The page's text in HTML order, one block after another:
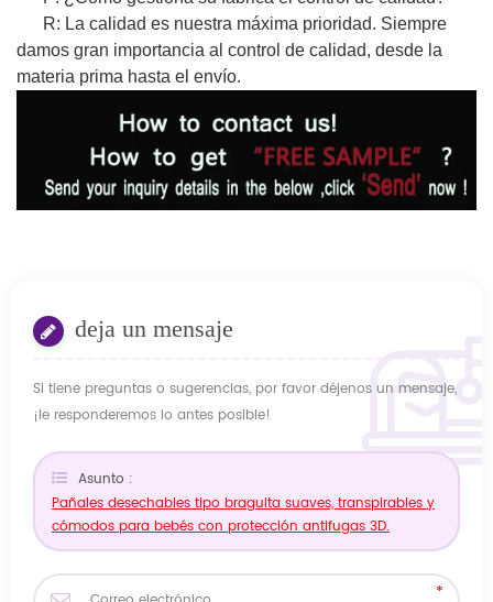
R: La calidad es nuestra máxima prioridad. Siempre
damos gran importancia al control de calidad, desde la
materia prima hasta el envío.
deja un mensaje
Si tiene preguntas o sugerencias, por favor déjenos un mensaje,
¡le responderemos lo antes posible!
Asunto :
Pañales desechables tipo braguita suaves, transpirables y
cómodos para bebés con protección antifugas 3D.